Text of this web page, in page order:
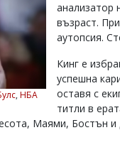
, НБА
анализатор
възраст.
аутопсия.
Кинг е
успешна
оставя с
титли в
Маями, Бостън